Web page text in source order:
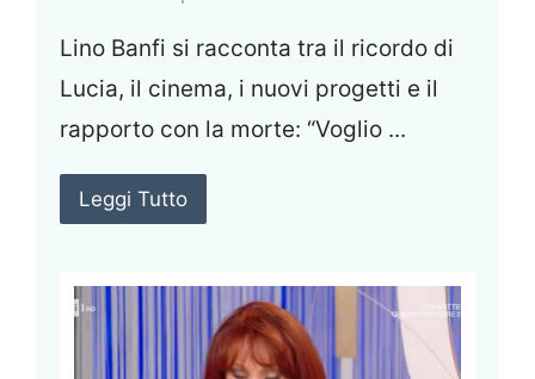
Lino Banfi si racconta tra il ricordo di
Lucia, il cinema, i nuovi progetti e il
rapporto con la morte: “Voglio ...
Leggi Tutto